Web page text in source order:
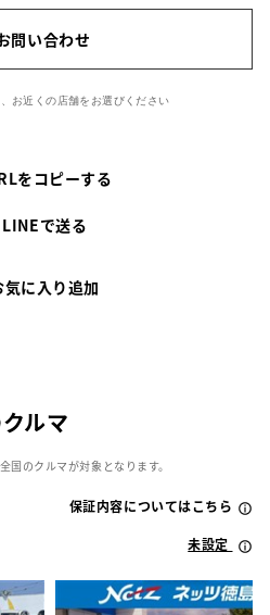
問い合わせ
お近くの店舗をお選びください
をコピーする
LINEで送る
気に入り追加
ルマ
のクルマが対象となります。
保証内容についてはこちら
未設定